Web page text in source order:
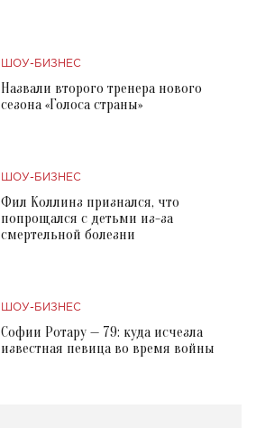
ШОУ-БИЗНЕС
Назвали второго тренера нового
сезона «Голоса страны»
ШОУ-БИЗНЕС
Фил Коллинз признался, что
попрощался с детьми из-за
смертельной болезни
ШОУ-БИЗНЕС
Софии Ротару — 79: куда исчезла
известная певица во время войны